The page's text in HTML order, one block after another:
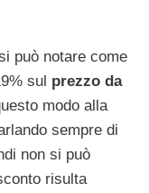
può notare come
sul prezzo da
modo alla
sempre di
non si può
risulta